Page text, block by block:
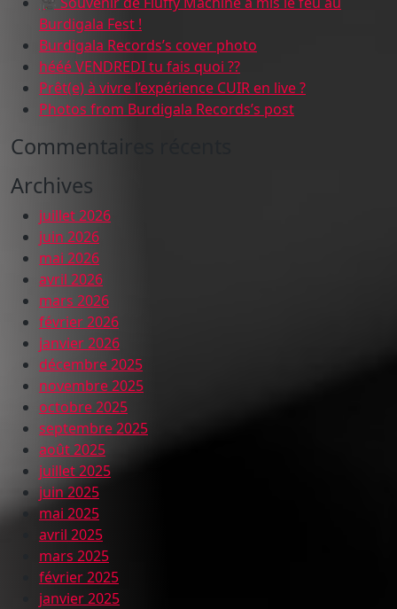
Burdigala Fest !
Burdigala Records’s cover photo
hééé VENDREDI tu fais quoi ??
Prêt(e) à vivre l’expérience CUIR en live ?
Photos from Burdigala Records’s post
Commentaires récents
Archives
juillet 2026
juin 2026
mai 2026
avril 2026
mars 2026
février 2026
janvier 2026
décembre 2025
novembre 2025
octobre 2025
septembre 2025
août 2025
juillet 2025
juin 2025
mai 2025
avril 2025
mars 2025
février 2025
janvier 2025